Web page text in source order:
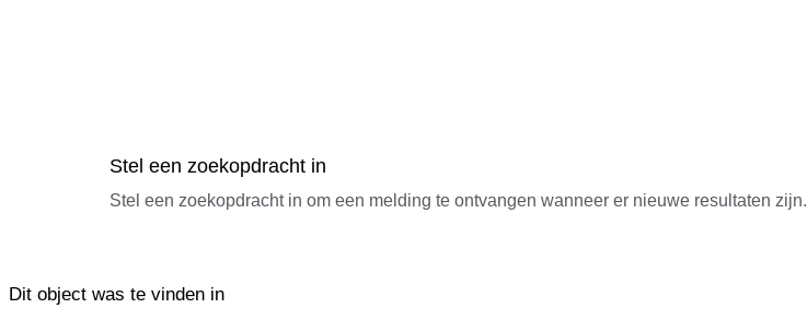
Stel een zoekopdracht in
Stel een zoekopdracht in om een melding te ontvangen wanneer er nieuwe resultaten zijn.
Dit object was te vinden in